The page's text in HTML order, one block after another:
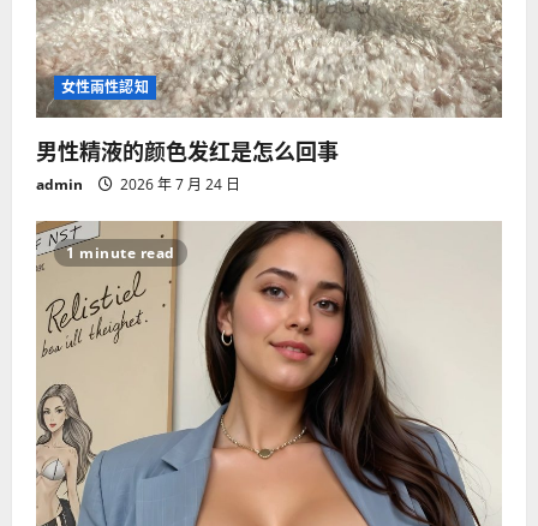
女性兩性認知
男性精液的颜色发红是怎么回事
admin 2026 年 7 月 24 日
1 minute read